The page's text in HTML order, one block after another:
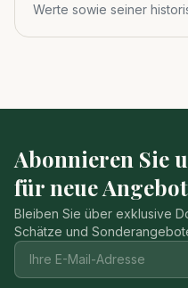
Werte sowie seiner
Abonnieren Sie
für neue
Bleiben Sie über exklusive
Schätze und